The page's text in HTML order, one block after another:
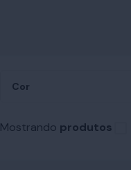
Cor
Mostrando produtos